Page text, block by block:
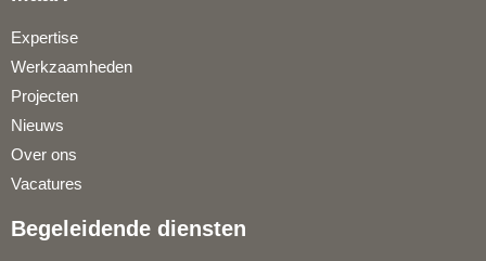
Expertise
Werkzaamheden
Projecten
Nieuws
Over ons
Vacatures
Begeleidende diensten